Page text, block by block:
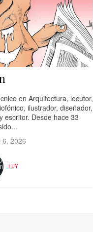
en Arquitectura, locutor,
ilustrador, diseñador,
escritor. Desde hace 33
6, 2026
LUY